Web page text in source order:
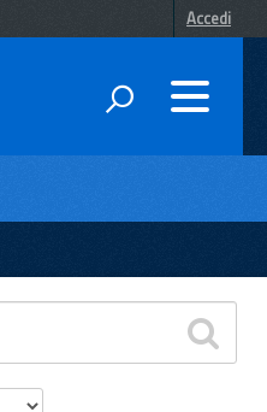
Accedi